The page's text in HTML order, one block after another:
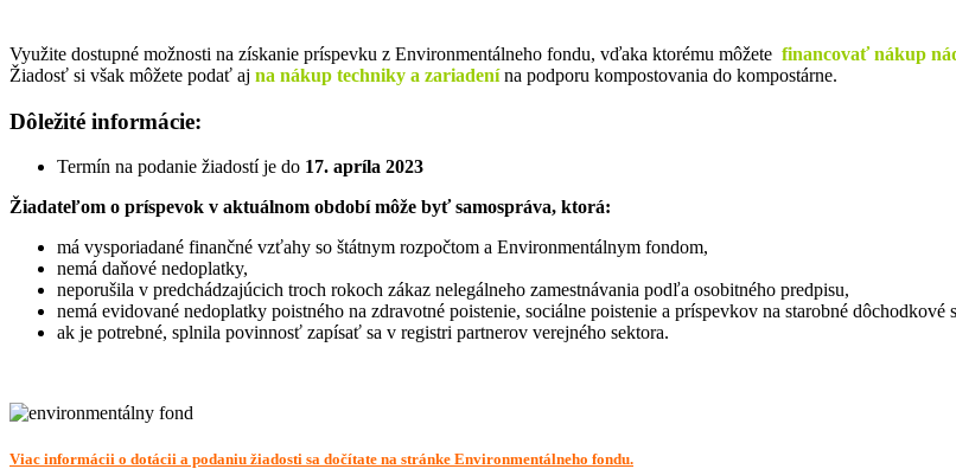
Využite dostupné možnosti na získanie príspevku z Environmentálneho fondu, vďaka ktorému môžete financovať nákup
Žiadosť si však môžete podať aj na nákup techniky a zariadenína podporu kompostovania do kompostárne.
Dôležité informácie:
Termín na podanie žiadostí je do 17. apríla 2023
Žiadateľom o príspevok v aktuálnom období môže byť samospráva, ktorá:
má vysporiadané finančné vzťahy so štátnym rozpočtom a Environmentálnym fondom,
nemá daňové nedoplatky,
neporušila v predchádzajúcich troch rokoch zákaz nelegálneho zamestnávania podľa osobitného predpisu,
nemá evidované nedoplatky poistného na zdravotné poistenie, sociálne poistenie a príspevkov na starobné dôchodkové
ak je potrebné, splnila povinnosť zapísať sa v registri partnerov verejného sektora.
Viac informácii o dotácii a podaniu žiadosti sa dočítate na stránke Environmentálneho fondu.